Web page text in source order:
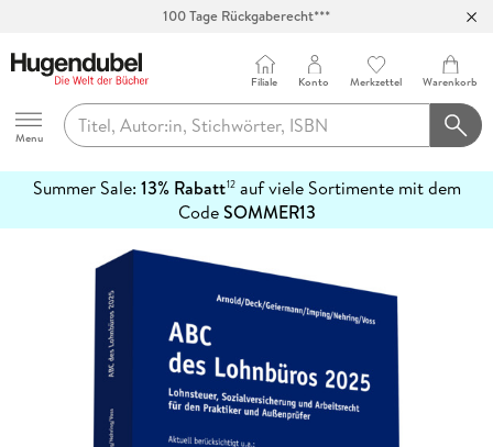
100 Tage Rückgaberecht***
Hugendubel
Menu
Filiale Konto Merkzettel Warenkorb
Summer Sale: 13% Rabatt12auf viele Sortimente mit dem
CodeSOMMER13
erfahren